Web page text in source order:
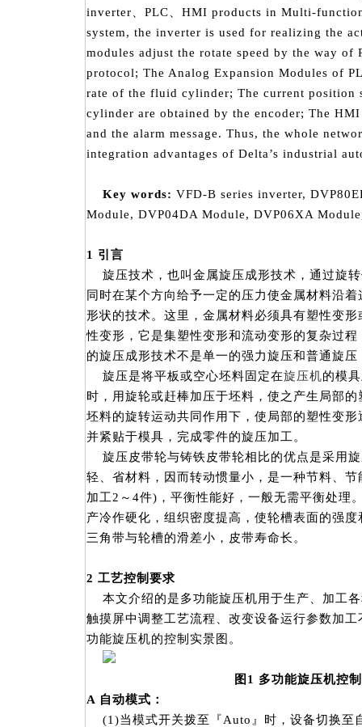
inverter、PLC、HMI products in Multi-
system, the inverter is used for realizing the
modules adjust the rotate speed by the way of
protocol; The Analog Expansion Modules of
rate of the fluid cylinder; The current position
cylinder are obtained by the encoder; The
and the alarm message. Thus, the whole
integration advantages of Delta’s industrial
Key words: VFD-B series inverter,
Module, DVP04DA Module, DVP06XA
1 引言
旋压技术，也叫金属旋压成形技术，通过旋
同时在某个方向给予一定的压力使金属材料沿
形状的技术。这里，金属材料必须具有塑性变
性变形，它是集塑性变形和流动变形的复杂过
的旋压成形技术不是单一的强力旋压和普通旋
旋压是将平板或空心坯料固定在旋压机的模
时，用旋轮或赶棒加压于坯料，使之产生局部
坯料的旋转运动共同作用下，使局部的塑性变
并紧贴于模具，完成零件的旋压加工。
旋压皮带轮与铸铁皮带轮相比的优点是采用
轻、省材料，因而转动惯量小，是一种节料、
加工2～4件)，平衡性能好，一般无需平衡处理
产冷作硬化，组织密度提高，使轮槽表面的强
三角带与轮槽的滑差小，皮带寿命长。
2 工艺控制要求
本文介绍的是多功能旋压机用于生产、加工
触摸屏中调整工艺流程、改变设备运行参数加
功能旋压机的控制实景图。
图 1 多功能旋压机控
A 自动模式：
(1)当模式开关拨至『Auto』时，设备切换至